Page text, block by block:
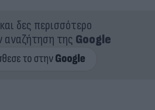
δες περισσότερο
αναζήτηση της Google